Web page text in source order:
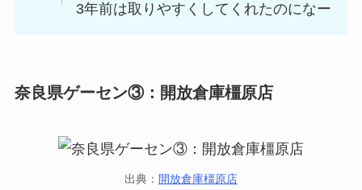
3年前は取りやすくしてくれたのになー
奈良県ゲーセン③：開放倉庫橿原店
出典： 開放倉庫橿原店